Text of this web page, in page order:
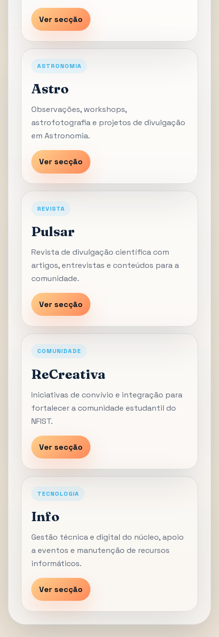
Ver secção
ASTRONOMIA
Astro
Observações, workshops,
astrofotografia e projetos de divulgação
em Astronomia.
Ver secção
REVISTA
Pulsar
Revista de divulgação científica com
artigos, entrevistas e conteúdos para a
comunidade.
Ver secção
COMUNIDADE
ReCreativa
Iniciativas de convívio e integração para
fortalecer a comunidade estudantil do
NFIST.
Ver secção
TECNOLOGIA
Info
Gestão técnica e digital do núcleo, apoio
a eventos e manutenção de recursos
informáticos.
Ver secção